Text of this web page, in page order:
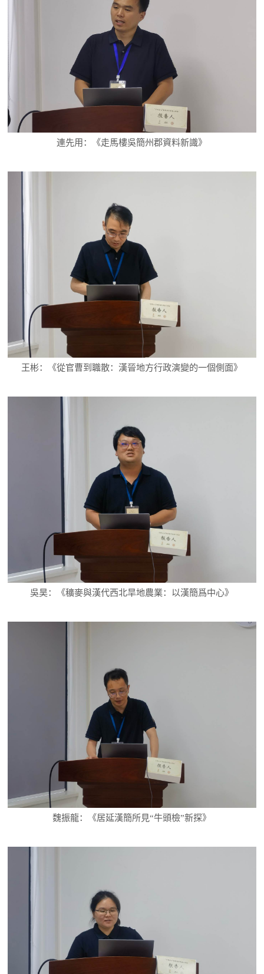
連先用：《走馬樓吳簡州郡資料新識》
王彬：《從官曹到職散：漢晉地方行政演變的一個側面》
吳昊：《穬麥與漢代西北旱地農業：以漢簡爲中心》
魏振龍：《居延漢簡所見“牛頭檢”新探》